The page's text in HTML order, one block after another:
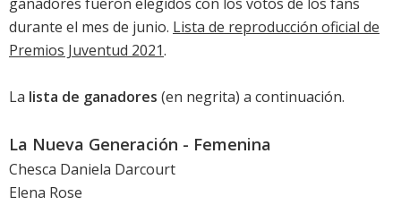
durante el mes de junio. Lista de reproducción oficial de
Premios Juventud 2021.
La lista de ganadores (en negrita) a continuación.
La Nueva Generación - Femenina
Chesca Daniela Darcourt
Elena Rose